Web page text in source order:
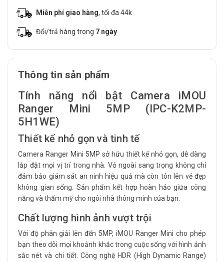
Miễn phí giao hàng, tối đa 44k
Đổi/trả hàng trong 7 ngày
Thông tin sản phẩm
Tính năng nổi bật Camera iMOU
Ranger Mini 5MP (IPC-K2MP-
5H1WE)
Thiết kế nhỏ gọn và tinh tế
Camera Ranger Mini 5MP sở hữu thiết kế nhỏ gọn, dễ dàng
lắp đặt mọi vị trí trong nhà. Vỏ ngoài sang trọng không chỉ
đảm bảo giám sát an ninh hiệu quả mà còn tôn lên vẻ đẹp
không gian sống. Sản phẩm kết hợp hoàn hảo giữa công
năng và thẩm mỹ cho ngôi nhà thông minh của bạn.
Chất lượng hình ảnh vượt trội
Với độ phân giải lên đến 5MP, iMOU Ranger Mini cho phép
bạn theo dõi mọi khoảnh khắc trong cuộc sống với hình ảnh
sắc nét và chi tiết. Công nghệ HDR (High Dynamic Range)